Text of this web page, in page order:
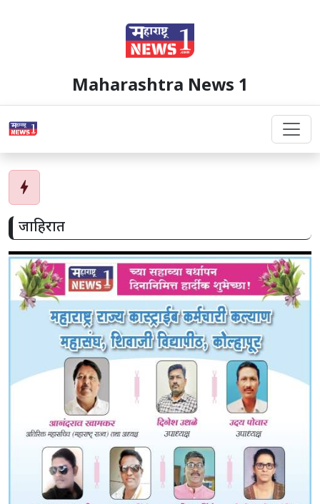
Maharashtra News 1
bolt
जाहिरात